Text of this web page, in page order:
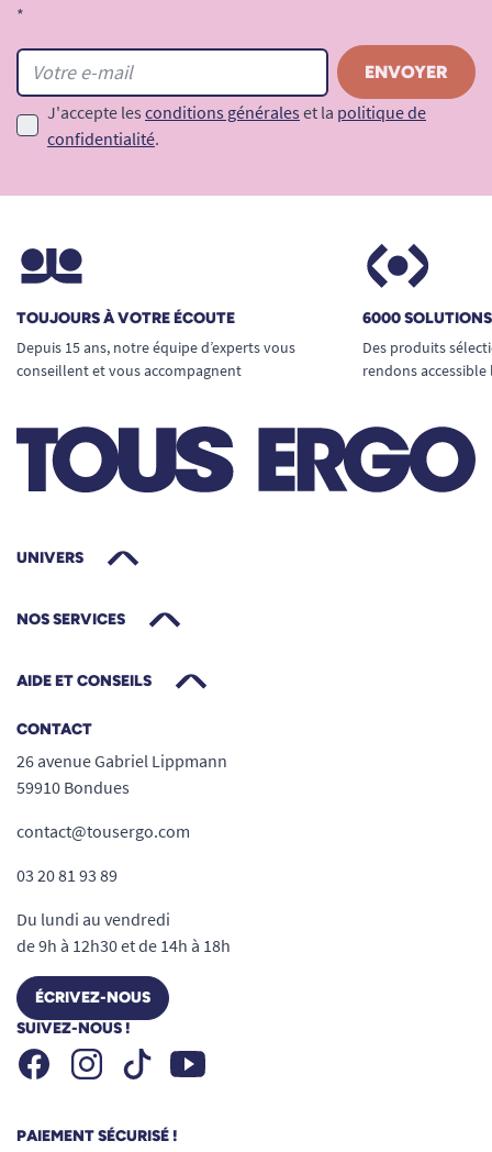
*
J'accepte les conditions générales et la politique de
confidentialité.
TOUJOURS À VOTRE ÉCOUTE
Depuis 15 ans, notre équipe d’experts vous
conseillent et vous accompagnent
6000
Des produits
rendons
UNIVERS
NOS SERVICES
AIDE ET CONSEILS
CONTACT
26 avenue Gabriel Lippmann
59910 Bondues
contact@tousergo.com
03 20 81 93 89
Du lundi au vendredi
de 9h à 12h30 et de 14h à 18h
ÉCRIVEZ-NOUS
SUIVEZ-NOUS !
FacebookInstagramTiktok Youtube
PAIEMENT SÉCURISÉ !